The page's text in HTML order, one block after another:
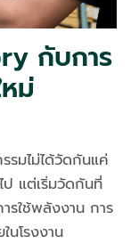
กับการ
ม่
รมไม่ได้วัดกันแค่
ป แต่เริ่มวัดกันที่
รใช้พลังงาน การ
นโรงงาน